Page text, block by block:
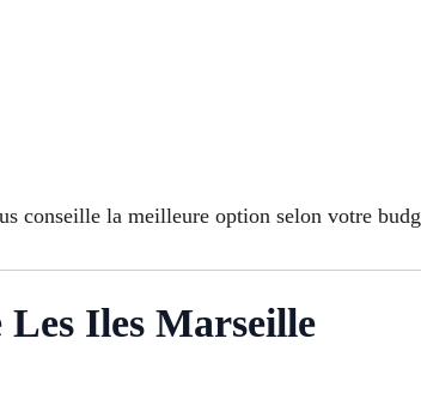
conseille la meilleure option selon votre
Iles Marseille